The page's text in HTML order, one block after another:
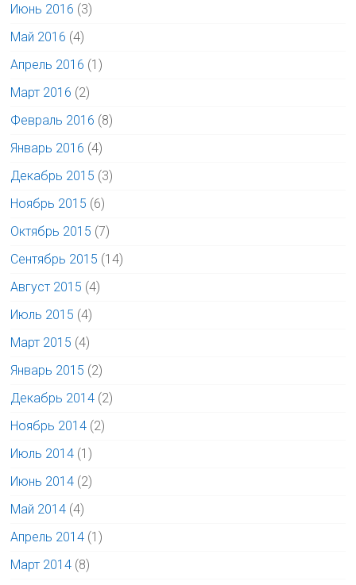
Июнь 2016 (3)
Май 2016 (4)
Апрель 2016 (1)
Март 2016 (2)
Февраль 2016 (8)
Январь 2016 (4)
Декабрь 2015 (3)
Ноябрь 2015 (6)
Октябрь 2015 (7)
Сентябрь 2015 (14)
Август 2015 (4)
Июль 2015 (4)
Март 2015 (4)
Январь 2015 (2)
Декабрь 2014 (2)
Ноябрь 2014 (2)
Июль 2014 (1)
Июнь 2014 (2)
Май 2014 (4)
Апрель 2014 (1)
Март 2014 (8)